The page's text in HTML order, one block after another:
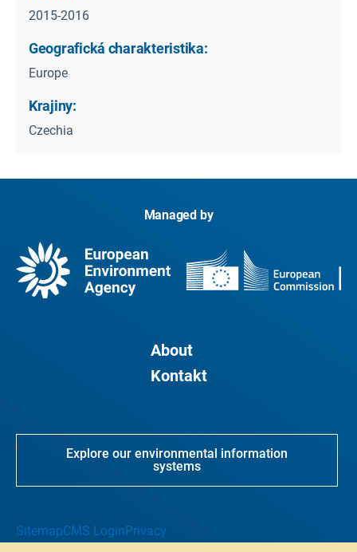
2015-2016
Geografická charakteristika:
Europe
Krajiny:
Czechia
Managed by
About
Kontakt
Explore our environmental information
systems
SitemapCMS Login Privacy